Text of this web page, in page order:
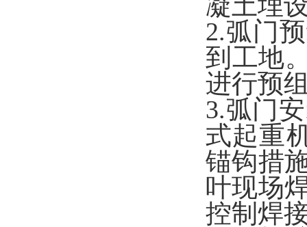
2.弧门
到工地
进行预
3.弧门
式起重
锚钩措
叶现场
控制焊